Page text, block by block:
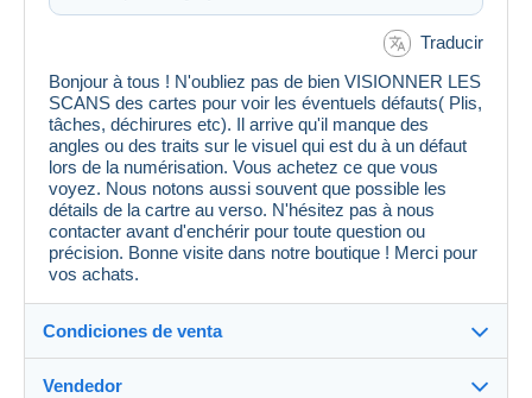
Traducir
Bonjour à tous ! N'oubliez pas de bien VISIONNER LES
SCANS des cartes pour voir les éventuels défauts( Plis,
tâches, déchirures etc). Il arrive qu'il manque des
angles ou des traits sur le visuel qui est du à un défaut
lors de la numérisation. Vous achetez ce que vous
voyez. Nous notons aussi souvent que possible les
détails de la cartre au verso. N'hésitez pas à nous
contacter avant d'enchérir pour toute question ou
précision. Bonne visite dans notre boutique ! Merci pour
vos achats.
Condiciones de venta
Vendedor